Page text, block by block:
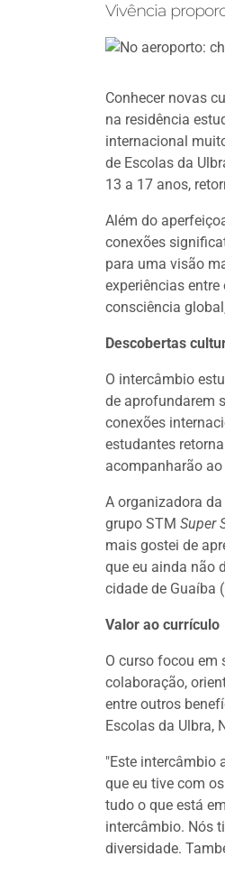
Vivência
Conhecer novas
na residência
internacional
de Escolas da
13 a 17 anos,
Além do
conexões
para uma visão
experiências
consciência
Descobertas
O intercâmbio
de aprofundarem
conexões
estudantes
acompanharão
A organizadora
grupo STM Super
mais gostei de
que eu ainda não
cidade de Guaíba
Valor ao currículo
O curso focou em
colaboração,
entre outros
Escolas da Ulbra,
"Este intercâmbio
que eu tive com
tudo o que está
intercâmbio. Nós
diversidade.